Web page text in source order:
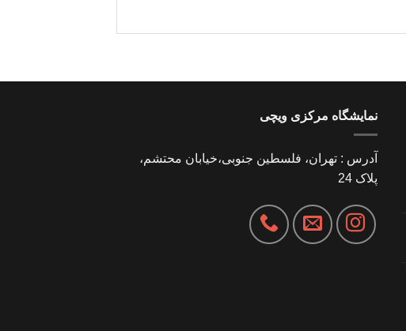
نمایشگاه مرکزی ویچی
آدرس : تهران، فلسطین جنوبی،خیابان محتشم،
پلاک 24